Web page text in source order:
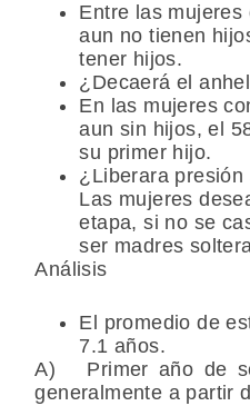
Entre las mujeres
aun no tienen
tener hijos.
¿Decaerá el
En las mujeres
aun sin hijos, el
su primer hijo.
¿Liberara
Las mujeres
etapa, si no se
ser madres
Análisis
El promedio de
7.1 años.
A) Primer año de
generalmente a partir